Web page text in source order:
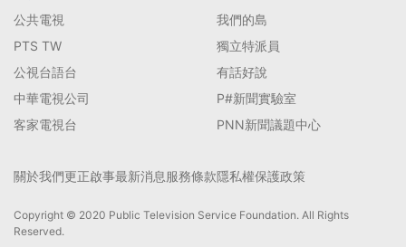
公共電視
PTS TW
公視台語台
中華電視公司
客家電視台
我們的島
獨立特派員
有話好說
P#新聞實驗室
PNN新聞議題中心
關於我們更正啟事最新消息服務條款隱私權保護政策
Copyright © 2020 Public Television Service Foundation. All Rights
Reserved.